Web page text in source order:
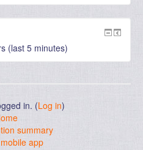
(last 5 minutes)
in. (Log in)
summary
app